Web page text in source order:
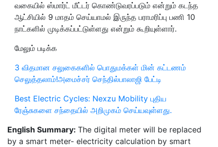
வகையில் ஸ்மார்ட் மீட்டர் கொண்டுவரப்படும் என்றும் கடந்த
ஆட்சியில் 9 மாதம் செய்யாமல் இருந்த பராமரிப்பு பணி 10
நாட்களில் முடிக்கப்பட்டுள்ளது என்றும் கூறியுள்ளார்.
மேலும் படிக்க
3 விதமான சலுகைகளில் பொதுமக்கள் மின் கட்டணம்
செலுத்தலாம்!அமைச்சர் செந்தில்பாலாஜி பேட்டி
Best Electric Cycles: Nexzu Mobility புதிய
ரேஞ்சுகளை சந்தையில் அறிமுகம் செய்யவுள்ளது.
English Summary: The digital meter will be replaced
by a smart meter- electricity calculation by smart